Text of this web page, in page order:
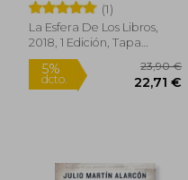
(1)
La Esfera De Los Libros,
2018, 1 Edición, Tapa
Blanda, Nuevo